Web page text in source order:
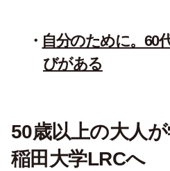
自分のために。60
びがある
50歳以上の大人
稲田大学LRCへ